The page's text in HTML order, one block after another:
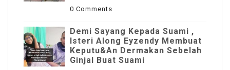
0 Comments
Demi Sayang Kepada Suami ,
Isteri Along Eyzendy Membuat
Keputu&an Dermakan Sebelah
Ginjal Buat Suami